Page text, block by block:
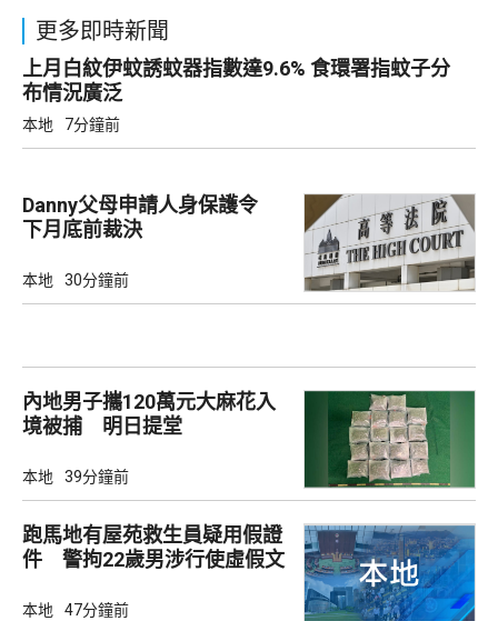
更多即時新聞
上月白紋伊蚊誘蚊器指數達9.6% 食環署指蚊子分
布情況廣泛
本地 7分鐘前
Danny父母申請人身保護令
下月底前裁決
本地 30分鐘前
內地男子攜120萬元大麻花入
境被捕 明日提堂
本地 39分鐘前
跑馬地有屋苑救生員疑用假證
件 警拘22歲男涉行使虛假文
本地 47分鐘前